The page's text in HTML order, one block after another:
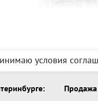
условия
Продажа